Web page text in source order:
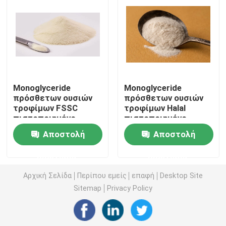
E471 γαλακτωματοποιητής τροφίμων
Γαλακτωματοποιητής ποιότητας τροφίμων
Φυσικοί γαλακτωματοποιητές τροφίμων
Αποσταγμένο Monoglyceride
Monostearate γλυκερίνης
Γαλακτωματοποιητής βελτιωτών κέικ
Monoglyceride
πρόσθετων ουσιών
τροφίμων FSSC
πιστοποιημένο
αποσταγμένο μη
γαλακτοκομικό
συστατικό
Αποστολή
Monoglyceride
πρόσθετων ουσιών
τροφίμων Halal
πιστοποιημένο
αποσταγμένο
Whitener καφέ
συστατικό
Αποστολή
Αρχική Σελίδα Περίπου εμείς επαφή
Desktop Site
Sitemap
Privacy Policy